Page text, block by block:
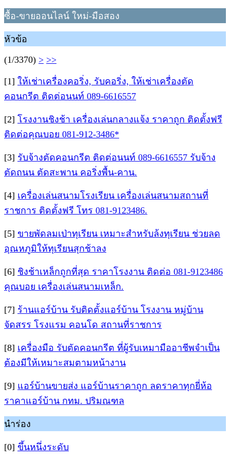
ซื้อ-ขายออนไลน์ ใหม่-มือสอง
หัวข้อ
(1/3370) > >>
[1] ให้เช่าเครื่องคอริ่ง, รับคอริ่ง, ให้เช่าเครื่องตัด
คอนกรีต ติดต่อนนท์ 089-6616557
[2] โรงงานชิงช้า เครื่องเล่นกลางแจ้ง ราคาถูก ติดตั้งฟรี
ติดต่อคุณบอย 081-912-3486*
[3] รับจ้างตัดคอนกรีต ติดต่อนนท์ 089-6616557 รับจ้าง
ตัดถนน ตัดสะพาน คอริ่งพื้น-คาน.
[4] เครื่องเล่นสนามโรงเรียน เครื่องเล่นสนามสถานที่
ราชการ ติดตั้งฟรี โทร 081-9123486.
[5] ขายพัดลมเป่าทุเรียน เหมาะสำหรับล้งทุเรียน ช่วยลด
อุณหภูมิให้ทุเรียนสุกช้าลง
[6] ชิงช้าเหล็กถูกที่สุด ราคาโรงงาน ติดต่อ 081-9123486
คุณบอย เครื่องเล่นสนามเหล็ก.
[7] ร้านแอร์บ้าน รับติดตั้งแอร์บ้าน โรงงาน หมู่บ้าน
จัดสรร โรงแรม คอนโด สถานที่ราชการ
[8] เครื่องมือ รับตัดคอนกรีต ที่ผู้รับเหมามืออาชีพจำเป็น
ต้องมีให้เหมาะสมตามหน้างาน
[9] แอร์บ้านขายส่ง แอร์บ้านราคาถูก ลดราคาทุกยี่ห้อ
ราคาแอร์บ้าน กทม. ปริมณฑล
นำร่อง
[0] ขึ้นหนึ่งระดับ